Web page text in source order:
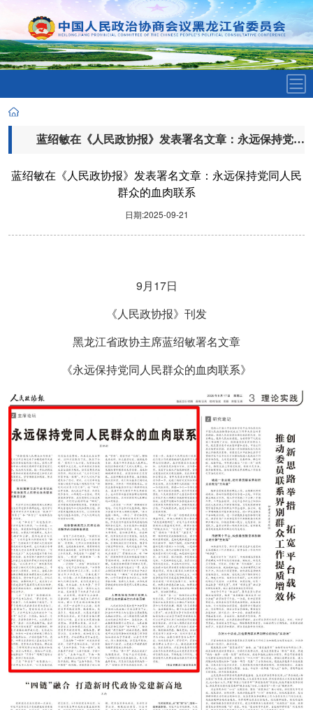
蓝绍敏在《人民政协报》发表署名文章：永远保持党同人民群众的血肉联系
蓝绍敏在《人民政协报》发表署名文章：永远保持党同人民
群众的血肉联系
日期:2025-09-21
9 月 17日
《人民政协报》刊发
黑龙江省政协主席蓝绍敏署名文章
《永远保持党同人民群众的血肉联系》